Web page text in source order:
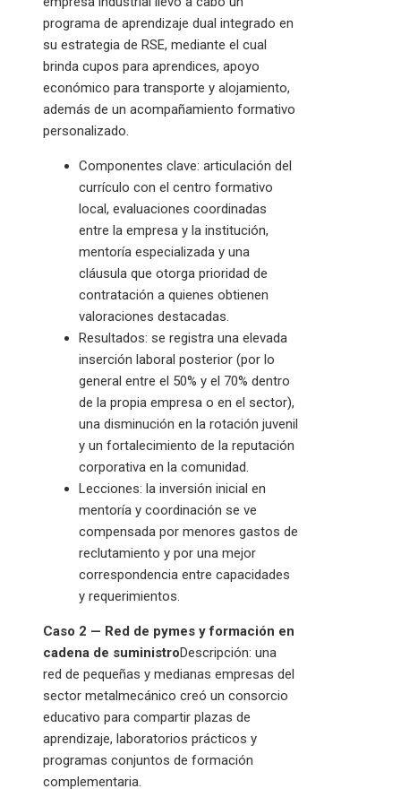
programa de aprendizaje dual integrado en
su estrategia de RSE, mediante el cual
brinda cupos para aprendices, apoyo
económico para transporte y alojamiento,
además de un acompañamiento formativo
personalizado.
Componentes clave: articulación del
currículo con el centro formativo
local, evaluaciones coordinadas
entre la empresa y la institución,
mentoría especializada y una
cláusula que otorga prioridad de
contratación a quienes obtienen
valoraciones destacadas.
Resultados: se registra una elevada
inserción laboral posterior (por lo
general entre el 50% y el 70% dentro
de la propia empresa o en el sector),
una disminución en la rotación juvenil
y un fortalecimiento de la reputación
corporativa en la comunidad.
Lecciones: la inversión inicial en
mentoría y coordinación se ve
compensada por menores gastos de
reclutamiento y por una mejor
correspondencia entre capacidades
y requerimientos.
Caso 2 — Red de pymes y formación en
cadena de suministroDescripción: una
red de pequeñas y medianas empresas del
sector metalmecánico creó un consorcio
educativo para compartir plazas de
aprendizaje, laboratorios prácticos y
programas conjuntos de formación
complementaria.